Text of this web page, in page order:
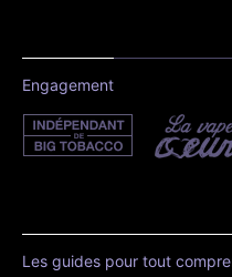
Engagement
Les guides pour tout